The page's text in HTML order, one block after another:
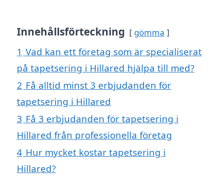
Innehållsförteckning gömma
1 Vad kan ett företag som är specialiserat
på tapetsering i Hillared hjälpa till med?
2 Få alltid minst 3 erbjudanden för
tapetsering i Hillared
3 Få 3 erbjudanden för tapetsering i
Hillared från professionella företag
4 Hur mycket kostar tapetsering i
Hillared?